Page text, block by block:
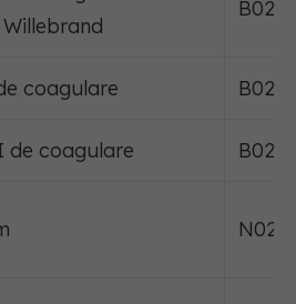
coagulare
de coagulare